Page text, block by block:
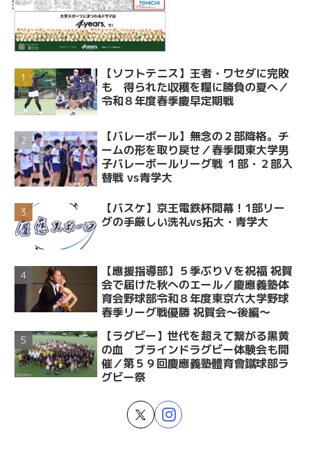
【ソフトテニス】王者・ワセダに完敗
も 得られた収穫を糧に勝負の夏へ／
令和８年度春季慶早定期戦
【バレーボール】無念の２部降格。チ
ームの形を取り戻せ／春季関東大学男
子バレーボールリーグ戦 １部・２部入
替戦 vs青学大
【バスケ】京王電鉄杯開幕！1部リー
グの手厳しい洗礼vs拓大・青学大
【應援指導部】５季ぶりＶを祝福 祝賀
会で届けた秋へのエール／慶應義塾体
育会野球部令和８年度東京六大学野球
春季リーグ戦優勝 祝賀会～後編～
【ラグビー】世代を超えて繋がる黒黄
の血 ブラインドラグビー体験会も開
催／第５９回慶應義塾體育會蹴球部ラ
グビー祭